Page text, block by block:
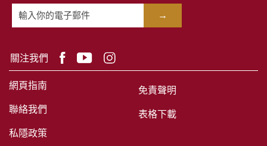
網頁指南
聯絡我們
私隱政策
免責聲明
表格下載
→
關注我們